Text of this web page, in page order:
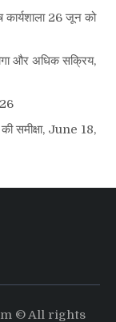
कार्यशाला 26 जून को
और अधिक सक्रिय,
समीक्षा, June 18,
© All rights